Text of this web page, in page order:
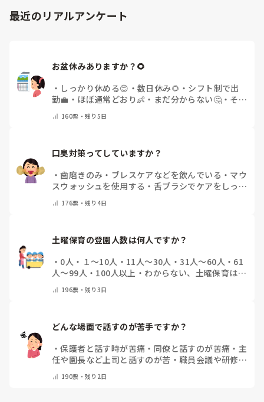
最近のリアルアンケート
お盆休みありますか？🌻
・ しっかり休める😊 ・ 数日休み🌻 ・ シフト制で出
勤💼 ・ ほぼ通常どおり👶 ・ まだ分からない🤔・ その
160票・残り5日
口臭対策ってしていますか？
・歯磨きのみ ・ ブレスケアなどを飲んでいる ・ マウ
スウォッシュを使用する ・ 舌ブラシでケアをしっか
の他(コメントで教えて下さい)
176票・残り4日
土曜保育の登園人数は何人ですか？
・ 0人 ・ １～10人 ・ 11人～30人 ・31人～60人 ・ 61
人～99人 ・ 100人以上 ・ わからない、土曜保育はな
196票・残り3日
どんな場面で話すのが苦手ですか？
・保護者と話す時が苦痛 ・ 同僚と話すのが苦痛 ・ 主
任や園長など上司と話すのが苦 ・ 職員会議や研修場
他(コメントで教えてください)
190票・残り2日